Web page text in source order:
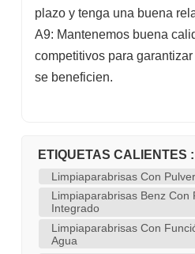
plazo y tenga una buena
A9: Mantenemos buena
competitivos para
se beneficien.
ETIQUETAS CALIENTES :
Limpiaparabrisas Con
Limpiaparabrisas Benz Con
Integrado
Limpiaparabrisas Con
Agua